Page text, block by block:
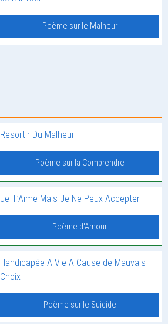
Poème sur le Malheur
Resortir Du Malheur
Poème sur la Comprendre
Je T’Aime Mais Je Ne Peux Accepter
Poème d'Amour
Handicapée A Vie A Cause de Mauvais
Choix
Poème sur le Suicide